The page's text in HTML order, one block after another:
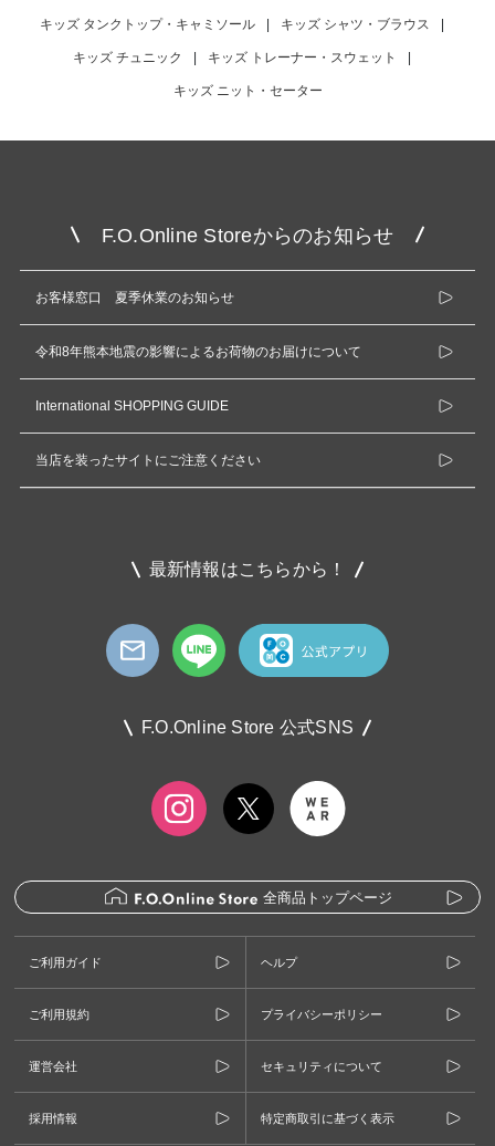
キッズ タンクトップ・キャミソール | キッズ シャツ・ブラウス |
キッズ チュニック | キッズ トレーナー・スウェット |
キッズ ニット・セーター
F.O.Online Storeからのお知らせ
お客様窓口 夏季休業のお知らせ
令和8年熊本地震の影響によるお荷物のお届けについて
International SHOPPING GUIDE
当店を装ったサイトにご注意ください
最新情報はこちらから！
F.O.Online Store 公式SNS
全商品トップページ
ご利用ガイド ヘルプ
ご利用規約 プライバシーポリシー
運営会社 セキュリティについて
採用情報 特定商取引に基づく表示